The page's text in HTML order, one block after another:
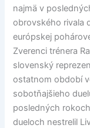
najmä v
obrovského rivala
európskej
Zverenci trénera
slovenský
ostatnom období
sobotňajšieho
posledných
dueloch nestrelil